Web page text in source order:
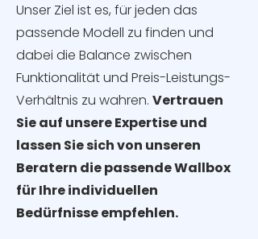
Unser Ziel ist es, für jeden das
passende Modell zu finden und
dabei die Balance zwischen
Funktionalität und Preis-Leistungs-
Verhältnis zu wahren. Vertrauen
Sie auf unsere Expertise und
lassen Sie sich von unseren
Beratern die passende Wallbox
für Ihre individuellen
Bedürfnisse empfehlen.